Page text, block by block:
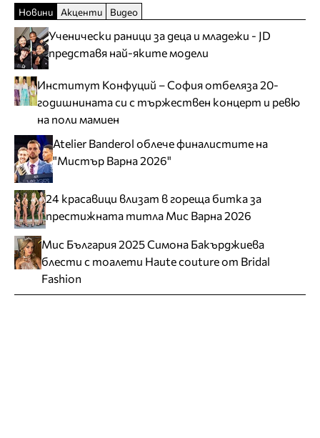
Новини Акценти Видео
Ученически раници за деца и младежи - JD
представя най-яките модели
Институт Конфуций – София отбеляза 20-
годишнината си с тържествен концерт и ревю
на поли мамиен
Atelier Banderol облече финалистите на
"Мистър Варна 2026"
24 красавици влизат в гореща битка за
престижната титла Мис Варна 2026
Мис България 2025 Симона Бакърджиева
блести с тоалети Haute couture от Bridal
Fashion